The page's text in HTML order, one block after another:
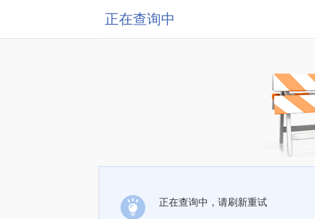
正在查询中
正在查询中，请刷新重试